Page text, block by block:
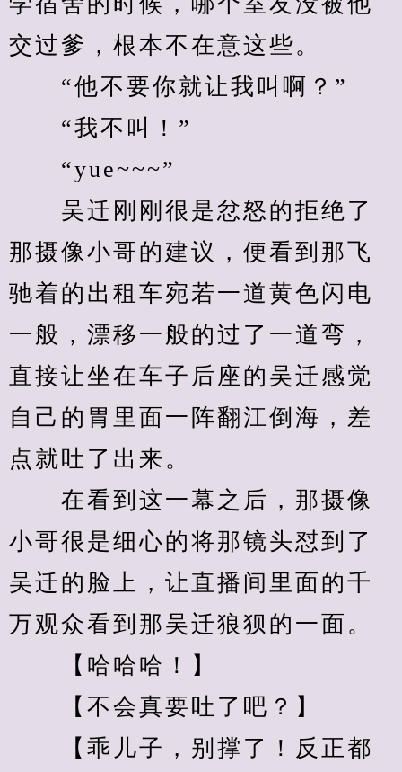
交过爹，根本不在意这些。
“他不要你就让我叫啊？”
“我不叫！”
“yue~~~”
吴迁刚刚很是忿怒的拒绝了
那摄像小哥的建议，便看到那飞
驰着的出租车宛若一道黄色闪电
一般，漂移一般的过了一道弯，
直接让坐在车子后座的吴迁感觉
自己的胃里面一阵翻江倒海，差
点就吐了出来。
在看到这一幕之后，那摄像
小哥很是细心的将那镜头怼到了
吴迁的脸上，让直播间里面的千
万观众看到那吴迁狼狈的一面。
【哈哈哈！】
【不会真要吐了吧？】
【乖儿子，别撑了！反正都